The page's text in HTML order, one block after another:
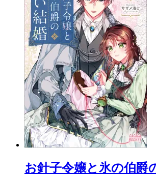
お針子令嬢と氷の伯爵